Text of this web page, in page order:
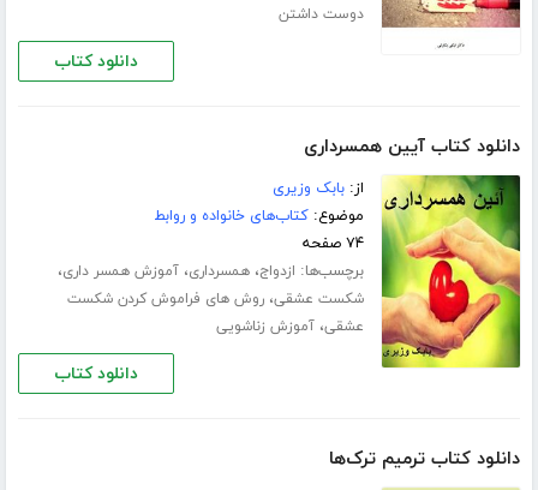
دوست داشتن
دانلود کتاب
دانلود کتاب آیین همسرداری
از:بابک وزیری
موضوع:کتاب‌های خانواده و روابط
۷۴ صفحه
برچسب‌ها: ازدواج،همسرداری،آموزش همسر داری،
شکست عشقی،روش های فراموش کردن شکست
عشقی،آموزش زناشویی
دانلود کتاب
دانلود کتاب ترمیم ترک‌ها